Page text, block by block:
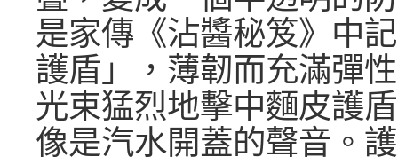
是家傳《沾醬秘笈》中
護盾」，薄韌而充滿彈
光束猛烈地擊中麵皮護
像是汽水開蓋的聲音。